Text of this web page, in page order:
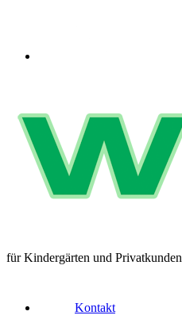
für Kindergärten und Privatkunden
Kontakt